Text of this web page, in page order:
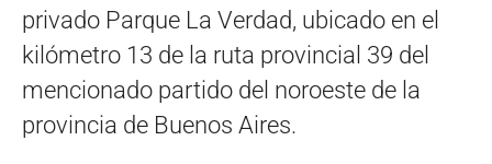
privado Parque La Verdad, ubicado en el
kilómetro 13 de la ruta provincial 39 del
mencionado partido del noroeste de la
provincia de Buenos Aires.